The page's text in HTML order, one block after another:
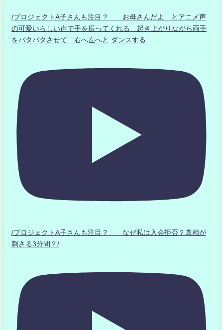
/プロジェクトA子さんも注目？ お母さんだよ とアニメ声
の可愛いらしい声で手を振ってくれる 起き上がりながら両手
をパタパタさせて 右へ左へと ダンスする
/プロジェクトA子さんも注目？ なぜ私は入会拒否？真相が
刺さる3分間？/